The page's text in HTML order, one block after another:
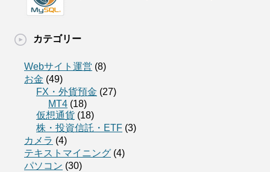
カテゴリー
Webサイト運営 (8)
お金 (49)
FX・外貨預金 (27)
MT4 (18)
仮想通貨 (18)
株・投資信託・ETF (3)
カメラ (4)
テキストマイニング (4)
パソコン (30)